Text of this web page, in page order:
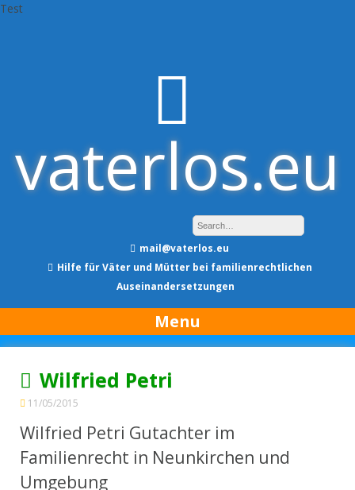
Test
vaterlos.eu
mail@vaterlos.eu
Hilfe für Väter und Mütter bei familienrechtlichen
Auseinandersetzungen
Menu
Wilfried Petri
11/05/2015
Wilfried Petri Gutachter im
Familienrecht in Neunkirchen und
Umgebung